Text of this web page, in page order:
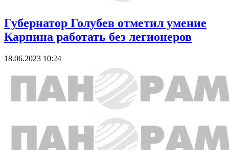
Губернатор Голубев отметил умение
Карпина работать без легионеров
18.06.2023 10:24